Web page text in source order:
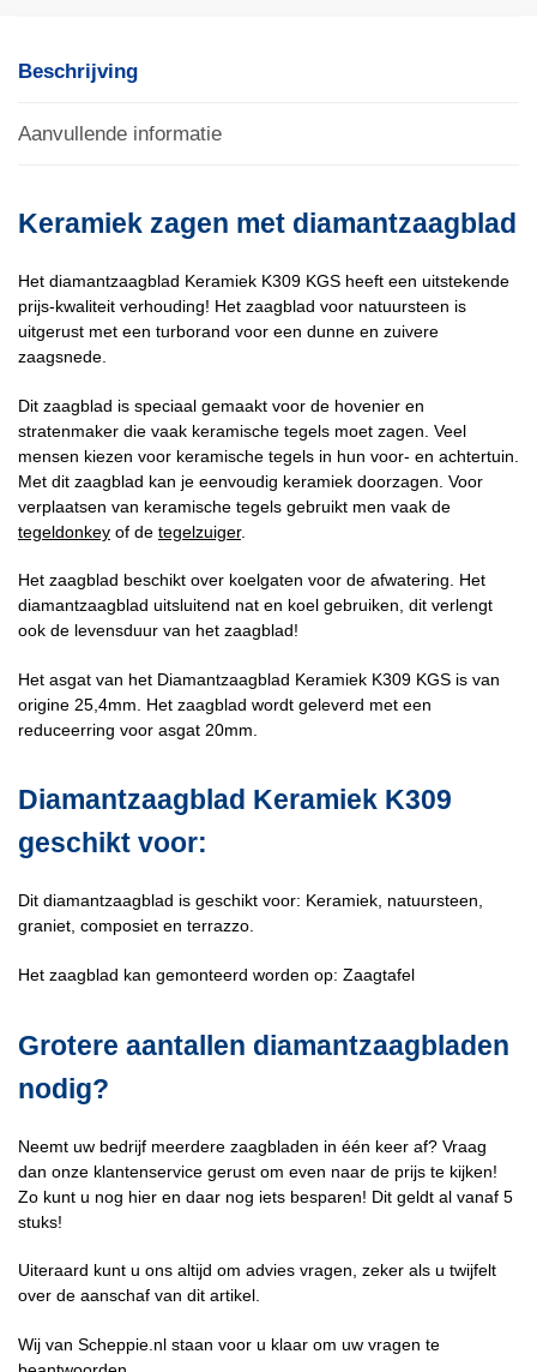
Beschrijving
Aanvullende informatie
Keramiek zagen met diamantzaagblad
Het diamantzaagblad Keramiek K309 KGS heeft een uitstekende
prijs-kwaliteit verhouding! Het zaagblad voor natuursteen is
uitgerust met een turborand voor een dunne en zuivere
zaagsnede.
Dit zaagblad is speciaal gemaakt voor de hovenier en
stratenmaker die vaak keramische tegels moet zagen. Veel
mensen kiezen voor keramische tegels in hun voor- en achtertuin.
Met dit zaagblad kan je eenvoudig keramiek doorzagen. Voor
verplaatsen van keramische tegels gebruikt men vaak de
tegeldonkey of de tegelzuiger.
Het zaagblad beschikt over koelgaten voor de afwatering. Het
diamantzaagblad uitsluitend nat en koel gebruiken, dit verlengt
ook de levensduur van het zaagblad!
Het asgat van het Diamantzaagblad Keramiek K309 KGS is van
origine 25,4mm. Het zaagblad wordt geleverd met een
reduceerring voor asgat 20mm.
Diamantzaagblad Keramiek K309
geschikt voor:
Dit diamantzaagblad is geschikt voor: Keramiek, natuursteen,
graniet, composiet en terrazzo.
Het zaagblad kan gemonteerd worden op: Zaagtafel
Grotere aantallen diamantzaagbladen
nodig?
Neemt uw bedrijf meerdere zaagbladen in één keer af? Vraag
dan onze klantenservice gerust om even naar de prijs te kijken!
Zo kunt u nog hier en daar nog iets besparen! Dit geldt al vanaf 5
stuks!
Uiteraard kunt u ons altijd om advies vragen, zeker als u twijfelt
over de aanschaf van dit artikel.
Wij van Scheppie.nl staan voor u klaar om uw vragen te